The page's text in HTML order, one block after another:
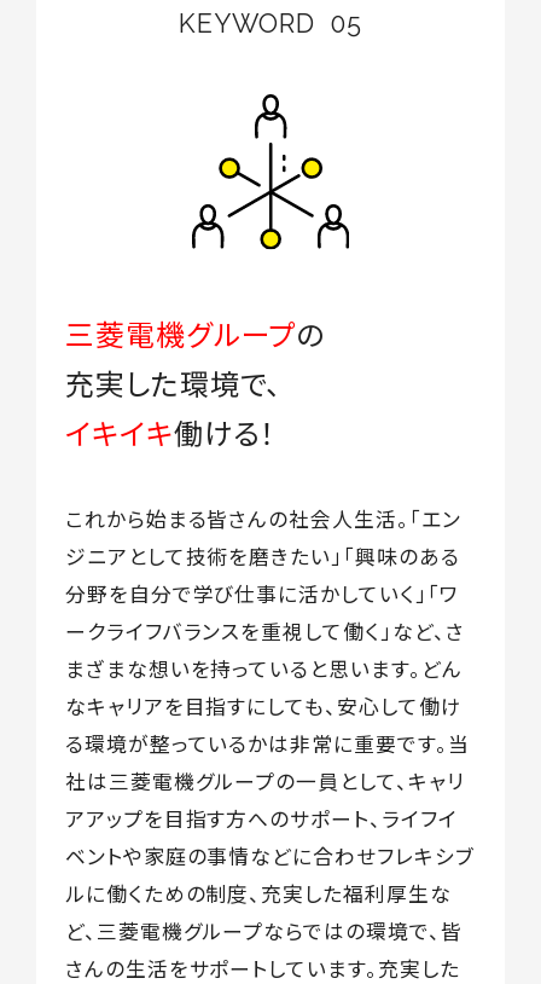
KEYWORD 05
三菱電機グループの
充実した環境で、
イキイキ働ける！
これから始まる皆さんの社会人生活。「エン
ジニアとして技術を磨きたい」「興味のある
分野を自分で学び仕事に活かしていく」「ワ
ークライフバランスを重視して働く」など、さ
まざまな想いを持っていると思います。どん
なキャリアを目指すにしても、安心して働け
る環境が整っているかは非常に重要です。当
社は三菱電機グループの一員として、キャリ
アアップを目指す方へのサポート、ライフイ
ベントや家庭の事情などに合わせフレキシブ
ルに働くための制度、充実した福利厚生な
ど、三菱電機グループならではの環境で、皆
さんの生活をサポートしています。充実した